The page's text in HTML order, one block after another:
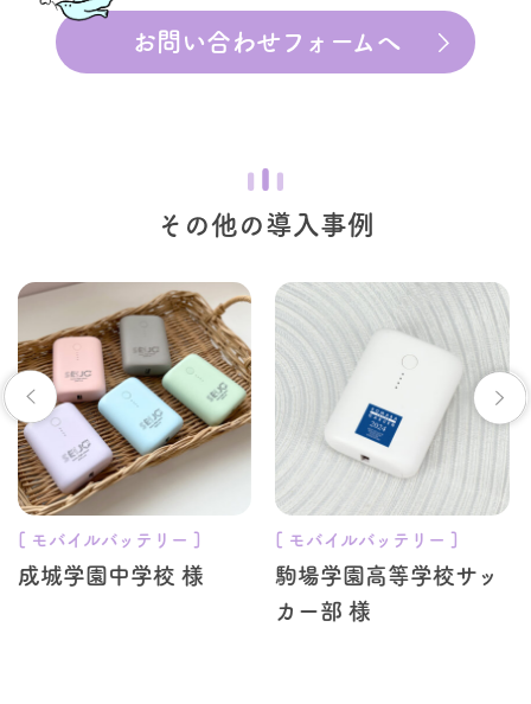
お問い合わせフォームへ
その他の導入事例
[ モバイルバッテリー ]
成城学園中学校 様
[ モバイルバッテリー ]
駒場学園高等学校サッ
カー部 様